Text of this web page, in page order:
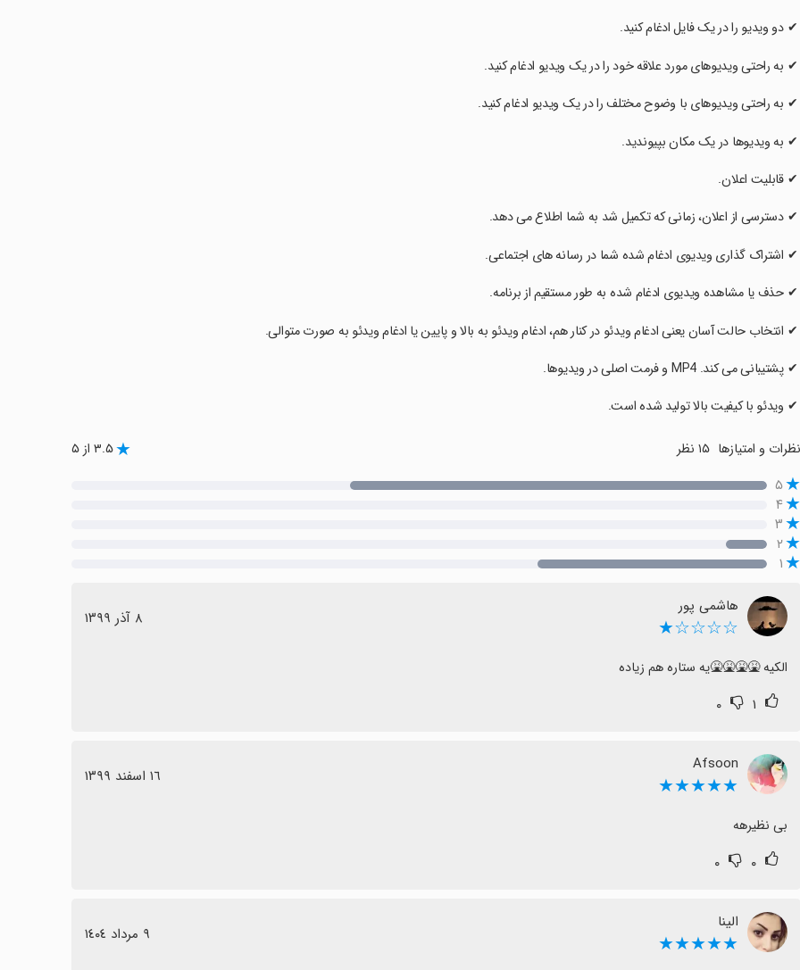
‏ ✔ دو ویدیو را در یک فایل ادغام کنید.
‏ ✔ به راحتی ویدیوهای مورد علاقه خود را در یک ویدیو ادغام کنید.
‏ ✔ به راحتی ویدیوهای با وضوح مختلف را در یک ویدیو ادغام کنید.
‏ ✔ به ویدیوها در یک مکان بپیوندید.
‏ ✔ قابلیت اعلان.
‏ ✔ دسترسی از اعلان، زمانی که تکمیل شد به شما اطلاع می دهد.
‏ ✔ اشتراک گذاری ویدیوی ادغام شده شما در رسانه های اجتماعی.
‏ ✔ حذف یا مشاهده ویدیوی ادغام شده به طور مستقیم از برنامه.
‏ ✔ انتخاب حالت آسان یعنی ادغام ویدئو در کنار هم، ادغام ویدئو به بالا و پایین یا ادغام ویدئو به صورت متوالی.
‏ ✔ پشتیبانی می کند. MP4 و فرمت اصلی در ویدیوها.
‏ ✔ ویدئو با کیفیت بالا تولید شده است.
نظرات و امتیازها ۱۵ نظر ۳.۵ از ۵
۵
۴
۳
۲
۱
هاشمی پور
☆☆☆☆★ ٨ آذر ١٣٩٩
الکیه 🤮🤮🤮🤮یه ستاره هم زیاده
۱ ۰
Afsoon
★★★★★ ١٦ اسفند ١٣٩٩
بی نظیرهه
۰ ۰
الینا
★★★★★ ٩ مرداد ١٤٠٤